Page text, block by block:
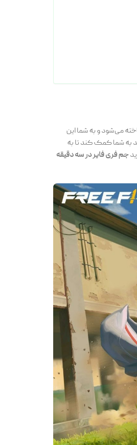
می‌شود و به شما این
به شما کمک کند تا به
جم فری فایر در سه دقیقه